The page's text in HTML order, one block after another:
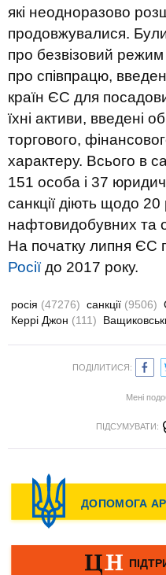
які неодноразово
продовжувалися.
про безвізовий
про співпрацю,
країн ЄС для
їхні активи, введені
торгового,
характеру. Всього в
151 особа і 37
санкції діють щодо
нафтовидобувних та
На початку липня ЄС
Росіїдо 2017 року.
росія (47276) санкції (9506)
Керрі Джон (111)
ПОДІЛИТИСЯ:
Мені
ПІДСУМУВАТИ: